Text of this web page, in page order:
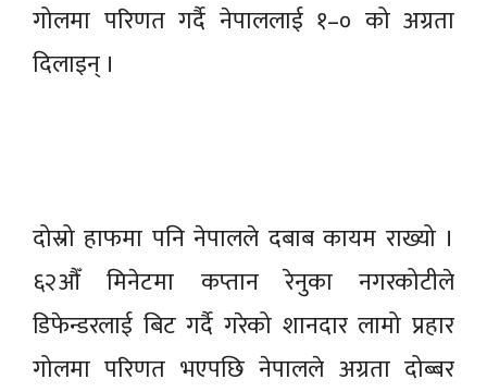
गोलमा परिणत गर्दै नेपाललाई १–० को अग्रता
दिलाइन् ।
दोस्रो हाफमा पनि नेपालले दबाब कायम राख्यो ।
६२औँ मिनेटमा कप्तान रेनुका नगरकोटीले
डिफेन्डरलाई बिट गर्दै गरेको शानदार लामो प्रहार
गोलमा परिणत भएपछि नेपालले अग्रता दोब्बर